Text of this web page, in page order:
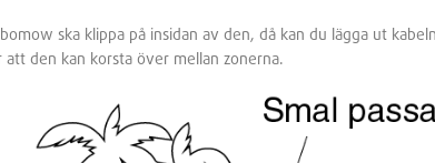
ska klippa på insidan av den, då kan du lägga ut
den kan korsta över mellan zonerna.